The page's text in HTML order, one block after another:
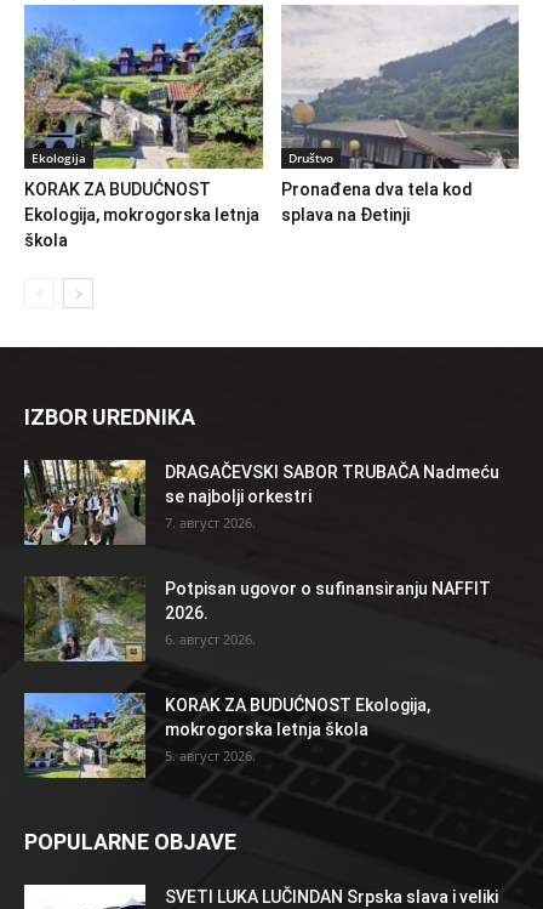
Ekologija
KORAK ZA BUDUĆNOST
Ekologija, mokrogorska letnja
škola
Društvo
Pronađena dva tela kod
splava na Đetinji
IZBOR UREDNIKA
DRAGAČEVSKI SABOR TRUBAČA Nadmeću
se najbolji orkestri
7. август 2026.
Potpisan ugovor o sufinansiranju NAFFIT
2026.
6. август 2026.
KORAK ZA BUDUĆNOST Ekologija,
mokrogorska letnja škola
5. август 2026.
POPULARNE OBJAVE
SVETI LUKA LUČINDAN Srpska slava i veliki